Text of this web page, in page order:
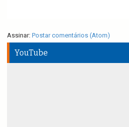
Assinar: Postar comentários (Atom)
YouTube